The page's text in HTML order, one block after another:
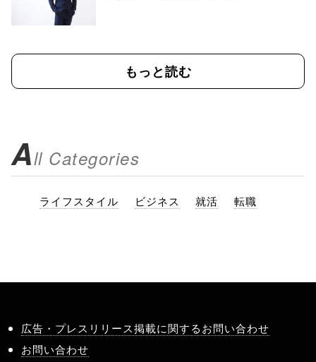
もっと読む
All Categories
ライフスタイル ビジネス 就活 転職
広告・プレスリリース掲載に関するお問い合わせ
お問い合わせ